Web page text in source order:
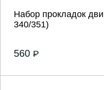
Набор прокладок
340/351)
560 P